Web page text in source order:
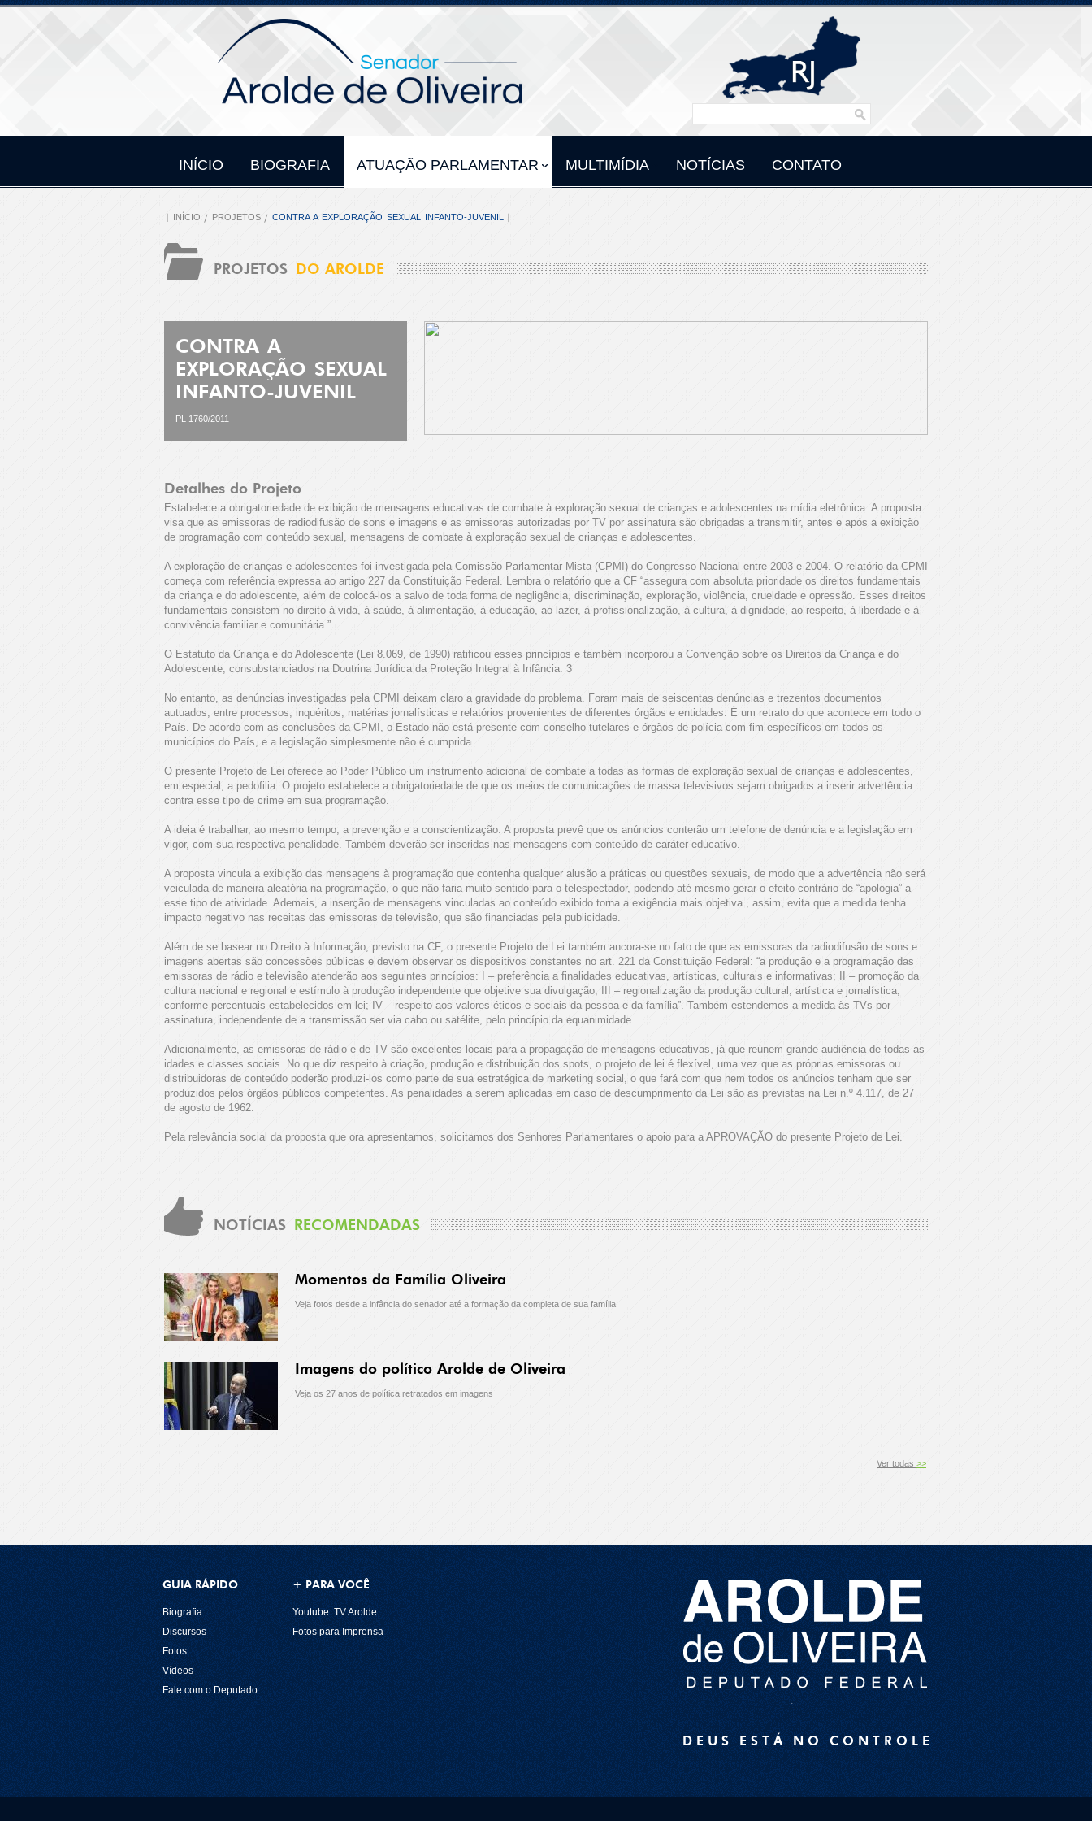
INÍCIO BIOGRAFIA ATUAÇÃO PARLAMENTAR MULTIMÍDIA NOTÍCIAS CONTATO
INÍCIO PROJETOS CONTRA A EXPLORAÇÃO SEXUAL INFANTO-JUVENIL
PROJETOS DO AROLDE
CONTRA A
EXPLORAÇÃO SEXUAL
INFANTO-JUVENIL
PL 1760/2011
Detalhes do Projeto
Estabelece a obrigatoriedade de exibição de mensagens educativas de combate à exploração sexual de crianças e adolescentes na mídia eletrônica. A proposta
visa que as emissoras de radiodifusão de sons e imagens e as emissoras autorizadas por TV por assinatura são obrigadas a transmitir, antes e após a exibição
de programação com conteúdo sexual, mensagens de combate à exploração sexual de crianças e adolescentes.
A exploração de crianças e adolescentes foi investigada pela Comissão Parlamentar Mista (CPMI) do Congresso Nacional entre 2003 e 2004. O relatório da CPMI
começa com referência expressa ao artigo 227 da Constituição Federal. Lembra o relatório que a CF “assegura com absoluta prioridade os direitos fundamentais
da criança e do adolescente, além de colocá-los a salvo de toda forma de negligência, discriminação, exploração, violência, crueldade e opressão. Esses direitos
fundamentais consistem no direito à vida, à saúde, à alimentação, à educação, ao lazer, à profissionalização, à cultura, à dignidade, ao respeito, à liberdade e à
convivência familiar e comunitária.”
O Estatuto da Criança e do Adolescente (Lei 8.069, de 1990) ratificou esses princípios e também incorporou a Convenção sobre os Direitos da Criança e do
Adolescente, consubstanciados na Doutrina Jurídica da Proteção Integral à Infância. 3
No entanto, as denúncias investigadas pela CPMI deixam claro a gravidade do problema. Foram mais de seiscentas denúncias e trezentos documentos
autuados, entre processos, inquéritos, matérias jornalísticas e relatórios provenientes de diferentes órgãos e entidades. É um retrato do que acontece em todo o
País. De acordo com as conclusões da CPMI, o Estado não está presente com conselho tutelares e órgãos de polícia com fim específicos em todos os
municípios do País, e a legislação simplesmente não é cumprida.
O presente Projeto de Lei oferece ao Poder Público um instrumento adicional de combate a todas as formas de exploração sexual de crianças e adolescentes,
em especial, a pedofilia. O projeto estabelece a obrigatoriedade de que os meios de comunicações de massa televisivos sejam obrigados a inserir advertência
contra esse tipo de crime em sua programação.
A ideia é trabalhar, ao mesmo tempo, a prevenção e a conscientização. A proposta prevê que os anúncios conterão um telefone de denúncia e a legislação em
vigor, com sua respectiva penalidade. Também deverão ser inseridas nas mensagens com conteúdo de caráter educativo.
A proposta vincula a exibição das mensagens à programação que contenha qualquer alusão a práticas ou questões sexuais, de modo que a advertência não será
veiculada de maneira aleatória na programação, o que não faria muito sentido para o telespectador, podendo até mesmo gerar o efeito contrário de “apologia” a
esse tipo de atividade. Ademais, a inserção de mensagens vinculadas ao conteúdo exibido torna a exigência mais objetiva , assim, evita que a medida tenha
impacto negativo nas receitas das emissoras de televisão, que são financiadas pela publicidade.
Além de se basear no Direito à Informação, previsto na CF, o presente Projeto de Lei também ancora-se no fato de que as emissoras da radiodifusão de sons e
imagens abertas são concessões públicas e devem observar os dispositivos constantes no art. 221 da Constituição Federal: “a produção e a programação das
emissoras de rádio e televisão atenderão aos seguintes princípios: I – preferência a finalidades educativas, artísticas, culturais e informativas; II – promoção da
cultura nacional e regional e estímulo à produção independente que objetive sua divulgação; III – regionalização da produção cultural, artística e jornalística,
conforme percentuais estabelecidos em lei; IV – respeito aos valores éticos e sociais da pessoa e da família”. Também estendemos a medida às TVs por
assinatura, independente de a transmissão ser via cabo ou satélite, pelo princípio da equanimidade.
Adicionalmente, as emissoras de rádio e de TV são excelentes locais para a propagação de mensagens educativas, já que reúnem grande audiência de todas as
idades e classes sociais. No que diz respeito à criação, produção e distribuição dos spots, o projeto de lei é flexível, uma vez que as próprias emissoras ou
distribuidoras de conteúdo poderão produzi-los como parte de sua estratégica de marketing social, o que fará com que nem todos os anúncios tenham que ser
produzidos pelos órgãos públicos competentes. As penalidades a serem aplicadas em caso de descumprimento da Lei são as previstas na Lei n.º 4.117, de 27
de agosto de 1962.
Pela relevância social da proposta que ora apresentamos, solicitamos dos Senhores Parlamentares o apoio para a APROVAÇÃO do presente Projeto de Lei.
NOTÍCIAS RECOMENDADAS
Momentos da Família Oliveira
Veja fotos desde a infância do senador até a formação da completa de sua família
Imagens do político Arolde de Oliveira
Veja os 27 anos de política retratados em imagens
Ver todas >>
GUIA RÁPIDO
Biografia
Discursos
Fotos
Vídeos
Fale com o Deputado
+ PARA VOCÊ
Youtube: TV Arolde
Fotos para Imprensa
DEUS ESTÁ NO CONTROLE